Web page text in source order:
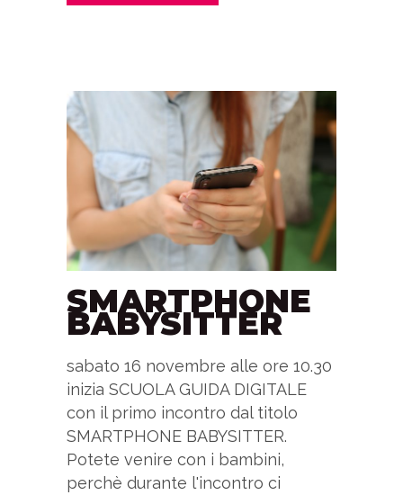
SMARTPHONE
BABYSITTER
sabato 16 novembre alle ore 10.30
inizia SCUOLA GUIDA DIGITALE
con il primo incontro dal titolo
SMARTPHONE BABYSITTER.
Potete venire con i bambini,
perchè durante l'incontro ci